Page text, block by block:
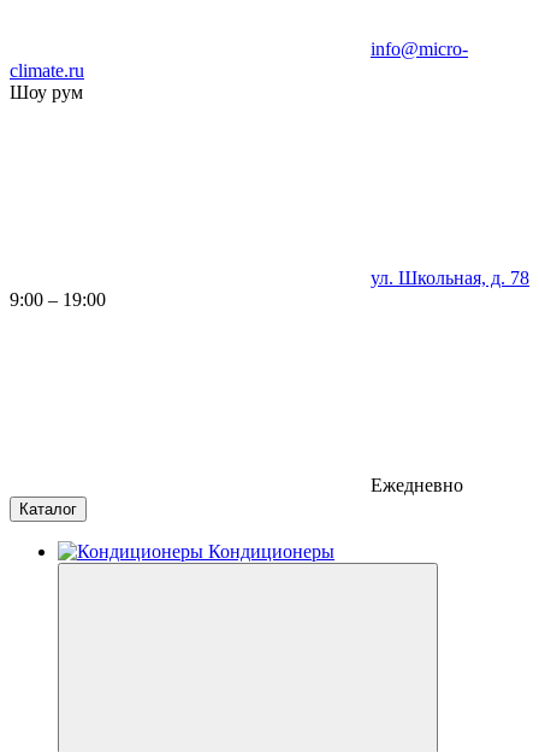
info@micro-
climate.ru
Шоу рум
ул. Школьная, д. 78
9:00 – 19:00
Ежедневно
Каталог
Кондиционеры